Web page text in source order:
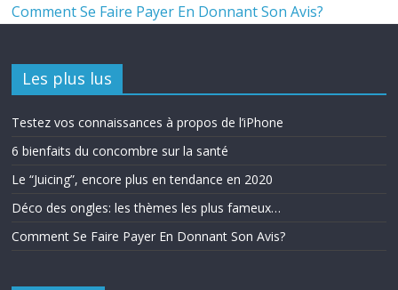
Comment Se Faire Payer En Donnant Son Avis?
Les plus lus
Testez vos connaissances à propos de l’iPhone
6 bienfaits du concombre sur la santé
Le “Juicing”, encore plus en tendance en 2020
Déco des ongles: les thèmes les plus fameux…
Comment Se Faire Payer En Donnant Son Avis?